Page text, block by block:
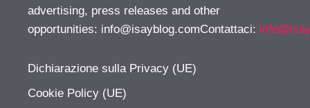
advertising, press releases and other
opportunities: info@isayblog.comContattaci:
Dichiarazione sulla Privacy (UE)
Cookie Policy (UE)